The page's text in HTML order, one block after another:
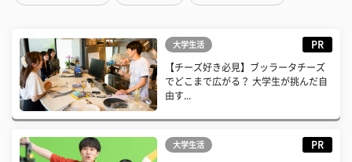
大学生活 PR
【チーズ好き必見】ブッラータチーズ
でどこまで広がる？ 大学生が挑んだ自
由す...
大学生活 PR